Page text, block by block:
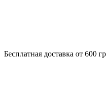
Бесплатная доставка от 600